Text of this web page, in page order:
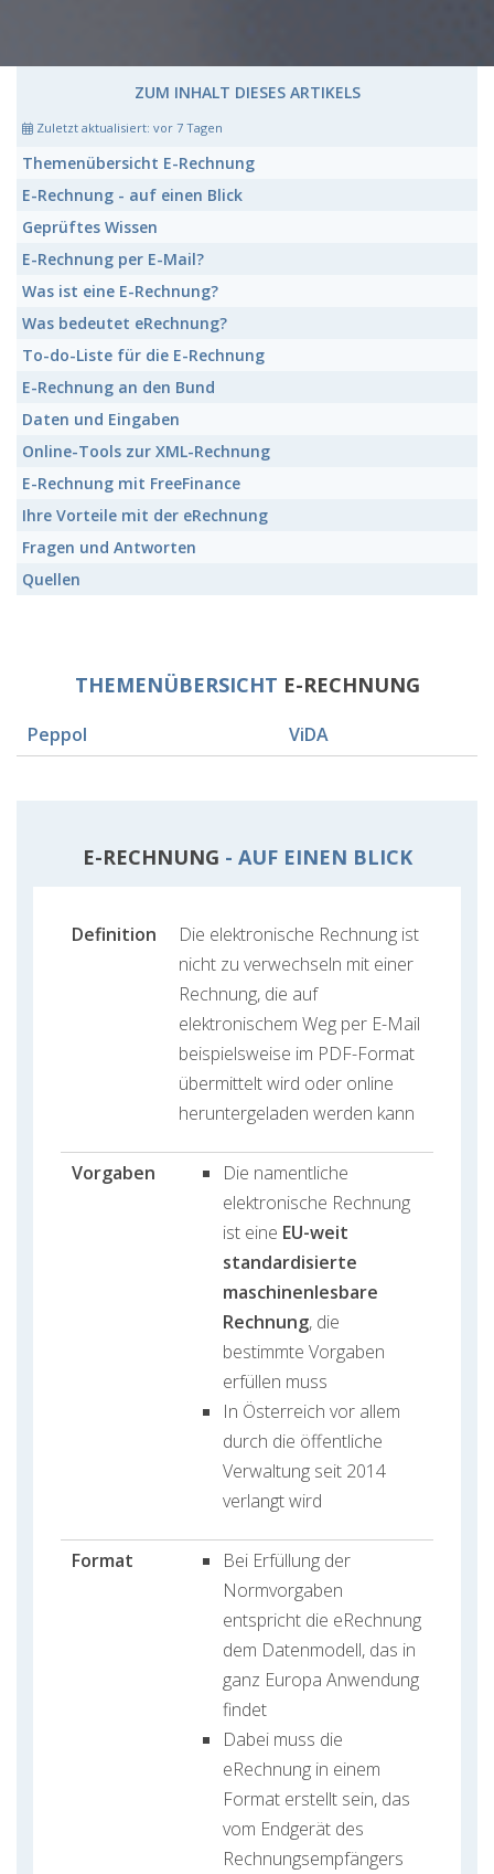
ZUM INHALT DIESES ARTIKELS
Zuletzt aktualisiert: vor 7 Tagen
Themenübersicht E-Rechnung
E-Rechnung - auf einen Blick
Geprüftes Wissen
E-Rechnung per E-Mail?
Was ist eine E-Rechnung?
Was bedeutet eRechnung?
To-do-Liste für die E-Rechnung
E-Rechnung an den Bund
Daten und Eingaben
Online-Tools zur XML-Rechnung
E-Rechnung mit FreeFinance
Ihre Vorteile mit der eRechnung
Fragen und Antworten
Quellen
THEMENÜBERSICHT E-RECHNUNG
Peppol ViDA
E-RECHNUNG - AUF EINEN BLICK
Definition
Die elektronische Rechnung ist
nicht zu verwechseln mit einer
Rechnung, die auf
elektronischem Weg per E-Mail
beispielsweise im PDF-Format
übermittelt wird oder online
heruntergeladen werden kann
Vorgaben
Die namentliche
elektronische Rechnung
ist eine EU-weit
standardisierte
maschinenlesbare
Rechnung, die
bestimmte Vorgaben
erfüllen muss
In Österreich vor allem
durch die öffentliche
Verwaltung seit 2014
verlangt wird
Format
Bei Erfüllung der
Normvorgaben
entspricht die eRechnung
dem Datenmodell, das in
ganz Europa Anwendung
findet
Dabei muss die
eRechnung in einem
Format erstellt sein, das
vom Endgerät des
Rechnungsempfängers